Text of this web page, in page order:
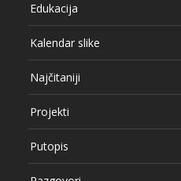
Edukacija
Kalendar slike
Najčitaniji
Projekti
Putopis